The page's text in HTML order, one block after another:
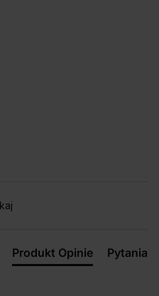
Produkt Opinie Pytania